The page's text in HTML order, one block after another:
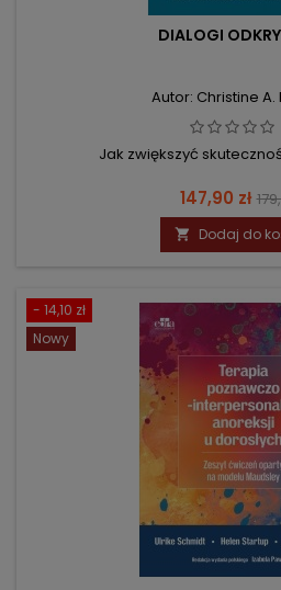
DIALOGI
Autor: Christine
Jak zwiększyć
Cena
147,90 zł
 Dodaj do
- 14,10 zł
Nowy